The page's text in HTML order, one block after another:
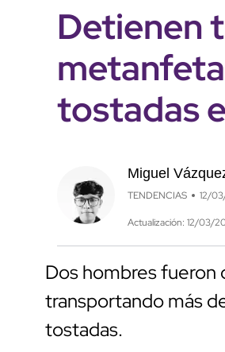
Detienen
tostadas
Miguel
TENDENCIAS 12/
Actualización: 12/03/
Dos hombres fueron
transportando más
tostadas.